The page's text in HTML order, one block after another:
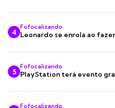
4
Fofocalizando
Leonardo se enrola ao
5
Fofocalizando
PlayStation terá evento
Fofocalizando